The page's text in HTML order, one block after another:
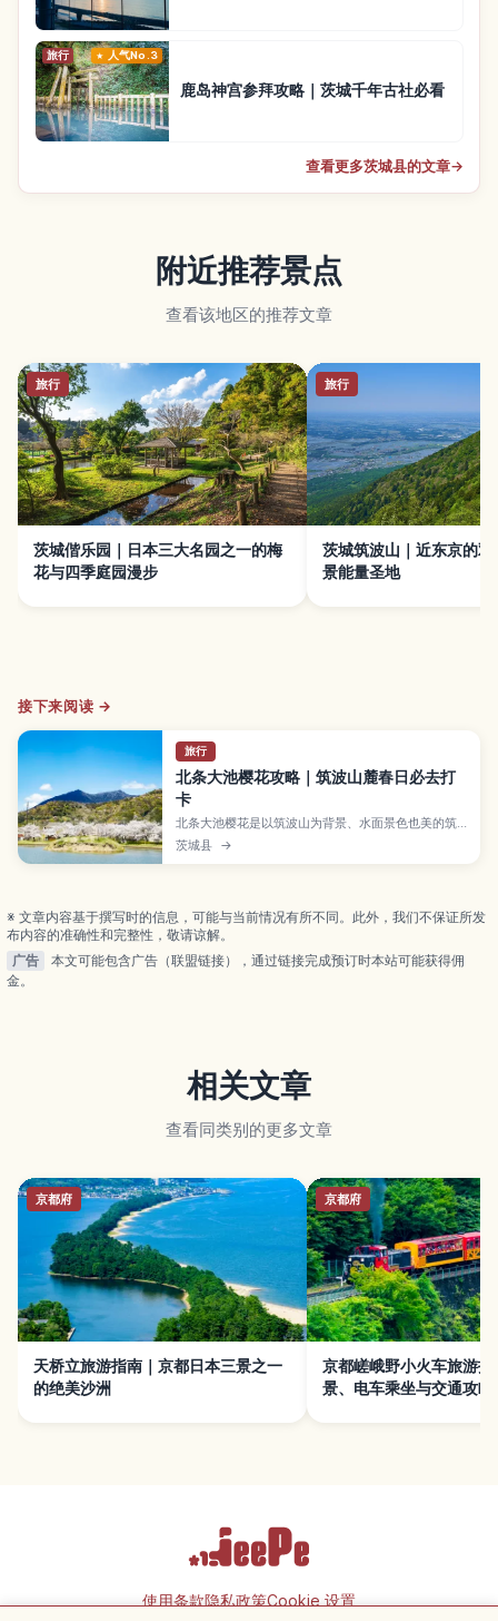
旅行 人气No.3
鹿岛神宫参拜攻略｜茨城千年古社必看
查看更多茨城县的文章→
附近推荐景点
查看该地区的推荐文章
旅行
茨城偕乐园｜日本三大名园之一的梅
花与四季庭园漫步
旅行
茨城筑波山｜近东京的双
景能量圣地
接下来阅读 →
旅行
北条大池樱花攻略｜筑波山麓春日必去打
卡
北条大池樱花是以筑波山为背景、水面景色也美的筑
波市春日名胜。为访日游客介绍看点、周边散策、拍
照礼仪和赏樱旺季注意事项。
茨城县 →
※ 文章内容基于撰写时的信息，可能与当前情况有所不同。此外，我们不保证所发
布内容的准确性和完整性，敬请谅解。
广告
本文可能包含广告（联盟链接），通过链接完成预订时本站可能获得佣
金。
相关文章
查看同类别的更多文章
京都府
天桥立旅游指南｜京都日本三景之一
的绝美沙洲
京都府
京都嵯峨野小火车旅游指
景、电车乘坐与交通攻略
使用条款隐私政策Cookie 设置